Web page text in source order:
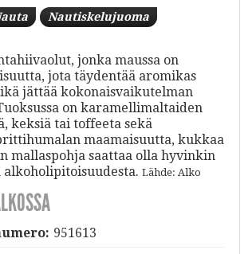
Nautiskelujuoma
jonka maussa on
jota täydentää aromikas
jättää kokonaisvaikutelman
on karamellimaltaiden
keksiä tai toffeeta sekä
maamaisuutta, kukkaa
mallaspohja saattaa olla hyvinkin
Lähde: Alko
951613